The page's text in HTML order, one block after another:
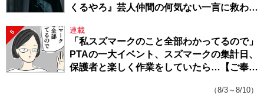
くるやろ』芸人仲間の何気ない一言に救われ
5 連載
「私スズマークのこと全部わかってるので」
PTAの一大イベント、スズマークの集計日、
保護者と楽しく作業をしていたら…【ご奉仕
（8/3～8/10）